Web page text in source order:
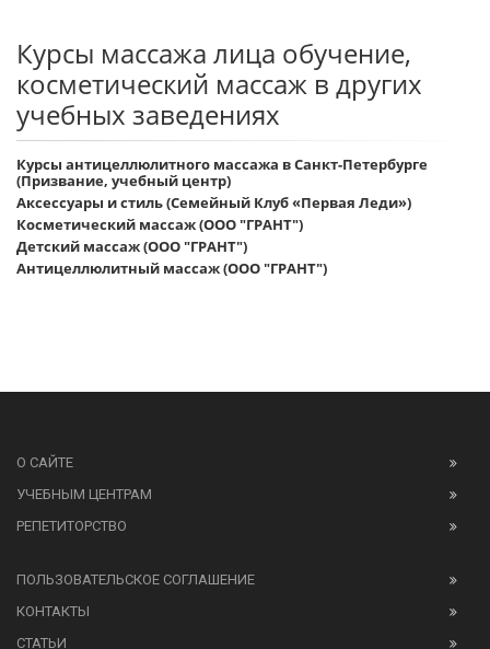
Курсы массажа лица обучение,
косметический массаж в других
учебных заведениях
Курсы антицеллюлитного массажа в Санкт-Петербурге
(Призвание, учебный центр)
Аксессуары и стиль (Семейный Клуб «Первая Леди»)
Косметический массаж (ООО "ГРАНТ")
Детский массаж (ООО "ГРАНТ")
Антицеллюлитный массаж (ООО "ГРАНТ")
О САЙТЕ
УЧЕБНЫМ ЦЕНТРАМ
РЕПЕТИТОРСТВО
ПОЛЬЗОВАТЕЛЬСКОЕ СОГЛАШЕНИЕ
КОНТАКТЫ
СТАТЬИ